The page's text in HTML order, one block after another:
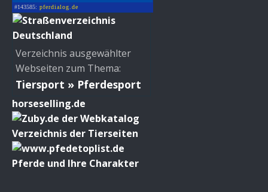
#143585: pferdialog.de
Verzeichnis ausgewählter
Webseiten zum Thema:
Tiersport » Pferdesport
horseselling.de
Verzeichnis der Tierseiten
Pferde und Ihre Charakter